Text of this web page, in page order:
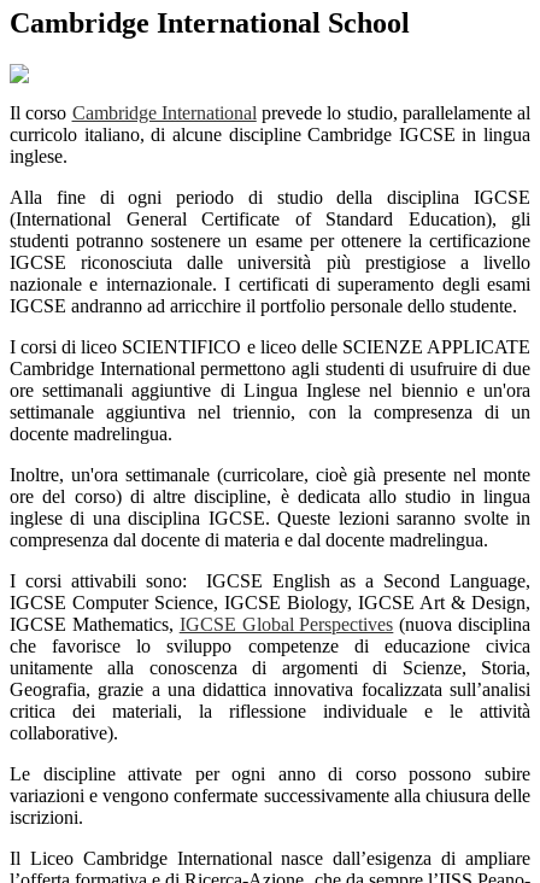
Cambridge International School
Il corso Cambridge International prevede lo studio, parallelamente al
curricolo italiano, di alcune discipline Cambridge IGCSE in lingua
inglese.
Alla fine di ogni periodo di studio della disciplina IGCSE
(International General Certificate of Standard Education), gli
studenti potranno sostenere un esame per ottenere la certificazione
IGCSE riconosciuta dalle università più prestigiose a livello
nazionale e internazionale. I certificati di superamento degli esami
IGCSE andranno ad arricchire il portfolio personale dello studente.
I corsi di liceo SCIENTIFICO e liceo delle SCIENZE APPLICATE
Cambridge International permettono agli studenti di usufruire di due
ore settimanali aggiuntive di Lingua Inglese nel biennio e un'ora
settimanale aggiuntiva nel triennio, con la compresenza di un
docente madrelingua.
Inoltre, un'ora settimanale (curricolare, cioè già presente nel monte
ore del corso) di altre discipline, è dedicata allo studio in lingua
inglese di una disciplina IGCSE. Queste lezioni saranno svolte in
compresenza dal docente di materia e dal docente madrelingua.
I corsi attivabili sono: IGCSE English as a Second Language,
IGCSE Computer Science, IGCSE Biology, IGCSE Art & Design,
IGCSE Mathematics, IGCSE Global Perspectives (nuova disciplina
che favorisce lo sviluppo competenze di educazione civica
unitamente alla conoscenza di argomenti di Scienze, Storia,
Geografia, grazie a una didattica innovativa focalizzata sull’analisi
critica dei materiali, la riflessione individuale e le attività
collaborative).
Le discipline attivate per ogni anno di corso possono subire
variazioni e vengono confermate successivamente alla chiusura delle
iscrizioni.
Il Liceo Cambridge International nasce dall’esigenza di ampliare